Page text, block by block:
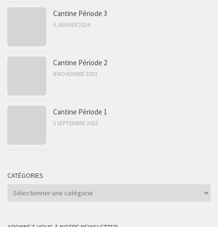
Cantine Période 3
5 JANVIER 2024
Cantine Période 2
8 NOVEMBRE 2023
Cantine Période 1
3 SEPTEMBRE 2023
CATÉGORIES
Catégories